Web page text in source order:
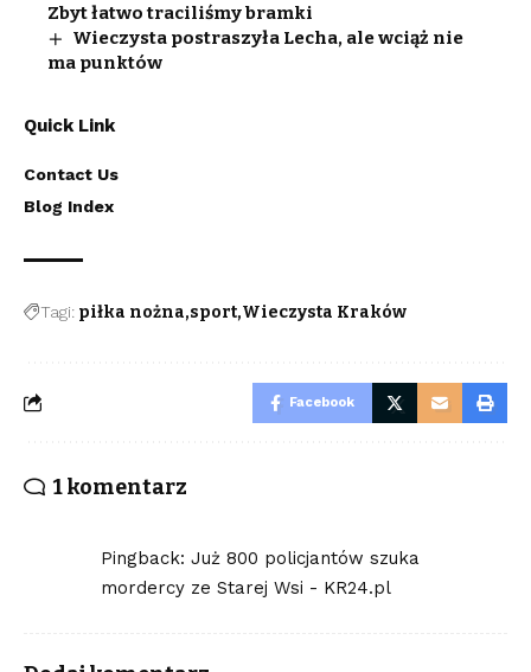
Zbyt łatwo traciliśmy bramki
Wieczysta postraszyła Lecha, ale wciąż nie
ma punktów
Quick Link
Contact Us
Blog Index
Tagi: piłka nożna sport Wieczysta Kraków
Facebook
1 komentarz
Pingback: Już 800 policjantów szuka
mordercy ze Starej Wsi - KR24.pl